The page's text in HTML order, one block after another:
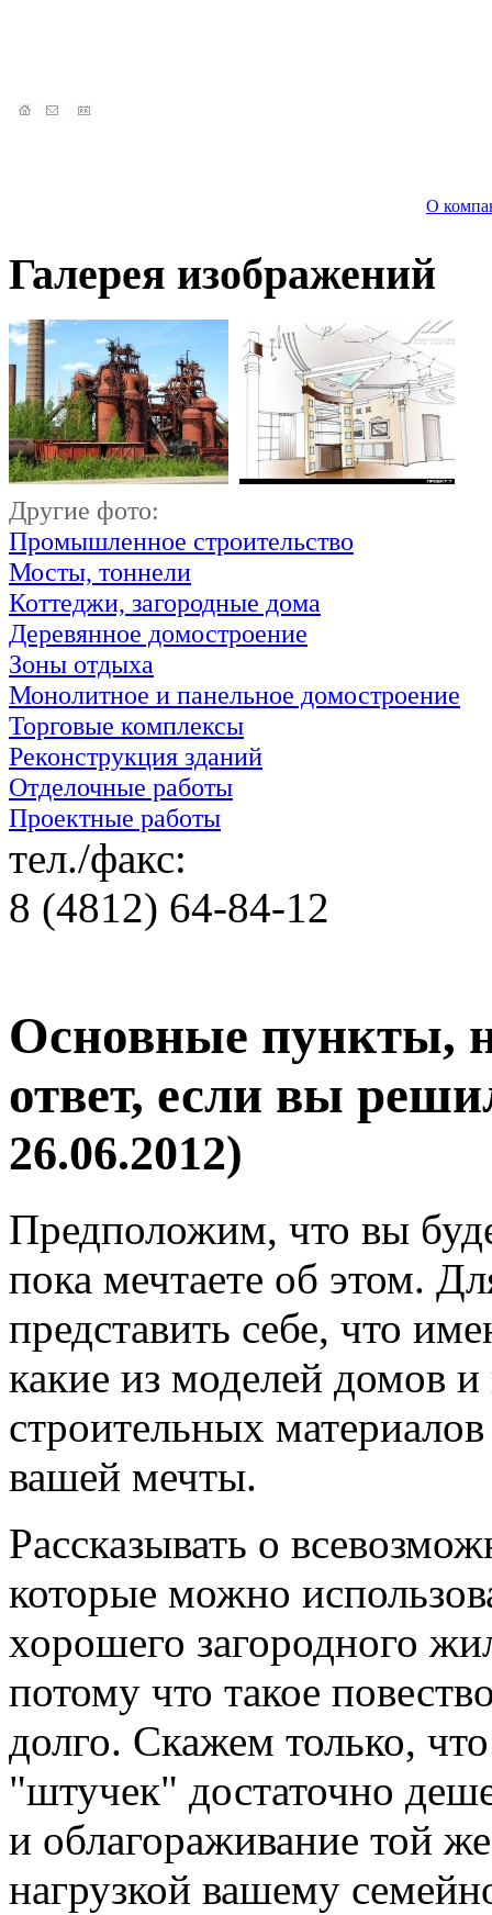
О
Галерея изображений
Другие фото:
Промышленное строительство
Мосты, тоннели
Коттеджи, загородные дома
Деревянное домостроение
Зоны отдыха
Монолитное и панельное домостроение
Торговые комплексы
Реконструкция зданий
Отделочные работы
Проектные работы
тел./факс:
8 (4812) 64-84-12
Основные пункты,
ответ, если вы
26.06.2012)
Предположим, что вы
пока мечтаете об этом.
представить себе, что
какие из моделей домов
строительных
вашей мечты.
Рассказывать о
которые можно
хорошего загородного
потому что такое
долго. Скажем только,
"штучек" достаточно
и облагораживание той
нагрузкой вашему